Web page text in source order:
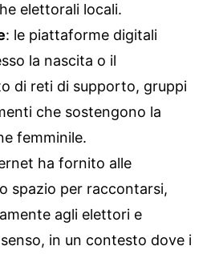
elettorali locali.
: le piattaforme digitali
la nascita o il
di reti di supporto, gruppi
che sostengono la
femminile.
ha fornito alle
spazio per raccontarsi,
agli elettori e
in un contesto dove i